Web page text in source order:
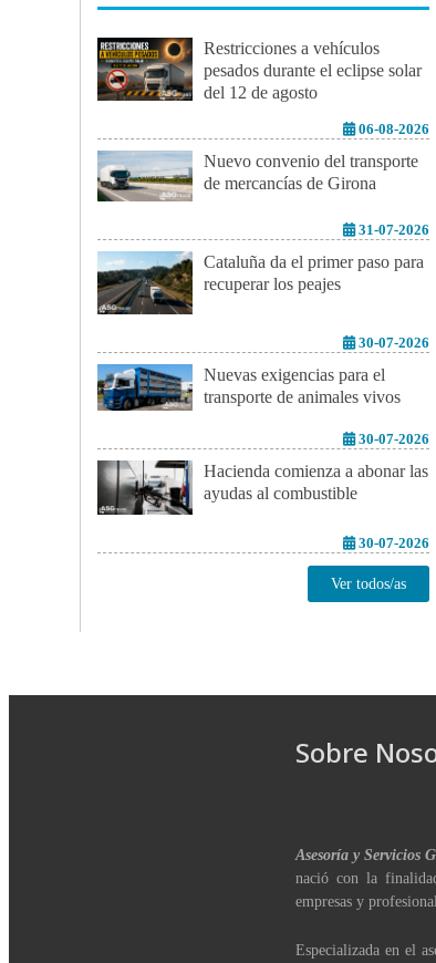
Restricciones a vehículos
pesados durante el eclipse solar
del 12 de agosto
06-08-2026
Nuevo convenio del transporte
de mercancías de Girona
31-07-2026
Cataluña da el primer paso para
recuperar los peajes
30-07-2026
Nuevas exigencias para el
transporte de animales vivos
30-07-2026
Hacienda comienza a abonar las
ayudas al combustible
30-07-2026
Ver todos/as
Sobre
Asesoría y Servicios
nació con la
empresas y
Especializada en el